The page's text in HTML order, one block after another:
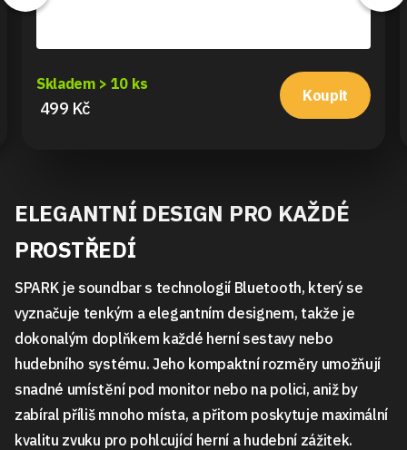
Skladem > 10 ks
499 Kč
Koupit
ELEGANTNÍ DESIGN PRO KAŽDÉ
PROSTŘEDÍ
SPARK je soundbar s technologií Bluetooth, který se
vyznačuje tenkým a elegantním designem, takže je
dokonalým doplňkem každé herní sestavy nebo
hudebního systému. Jeho kompaktní rozměry umožňují
snadné umístění pod monitor nebo na polici, aniž by
zabíral příliš mnoho místa, a přitom poskytuje maximální
kvalitu zvuku pro pohlcující herní a hudební zážitek.